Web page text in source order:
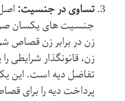
تساوی در جنسیت:
جنسیت های یکسان
زن در برابر زن قصاص
زن، قانونگذار شرایطی
تفاضل دیه است. این
پرداخت دیه را برای